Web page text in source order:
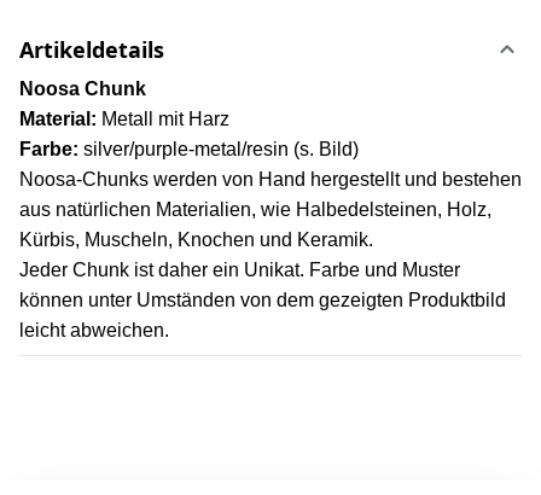
Artikeldetails
Noosa Chunk
Material: Metall mit Harz
Farbe: silver/purple-metal/resin (s. Bild)
Noosa-Chunks werden von Hand hergestellt und bestehen
aus natürlichen Materialien, wie Halbedelsteinen, Holz,
Kürbis, Muscheln, Knochen und Keramik.
Jeder Chunk ist daher ein Unikat. Farbe und Muster
können unter Umständen von dem gezeigten Produktbild
leicht abweichen.